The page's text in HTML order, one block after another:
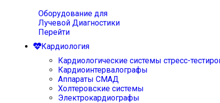
Оборудование для
Лучевой Диагностики
Перейти
Кардиология
Кардиологические системы стресс-
Кардиоинтервалографы
Аппараты СМАД
Холтеровские системы
Электрокардиографы